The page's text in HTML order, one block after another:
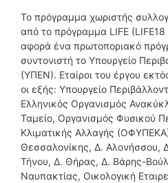
Το πρόγραμμα χωριστής
από το πρόγραμμα LIFE
αφορά ένα πρωτοποριακό
συντονιστή το Υπουργείο
(ΥΠΕΝ). Εταίροι του έργου
οι εξής: Υπουργείο
Ελληνικός Οργανισμός
Ταμείο, Οργανισμός Φυσικού
Κλιματικής Αλλαγής
Θεσσαλονίκης, Δ. Αλονήσσου,
Τήνου, Δ. Θήρας, Δ. Βάρης-
Ναυπακτίας, Οικολογική